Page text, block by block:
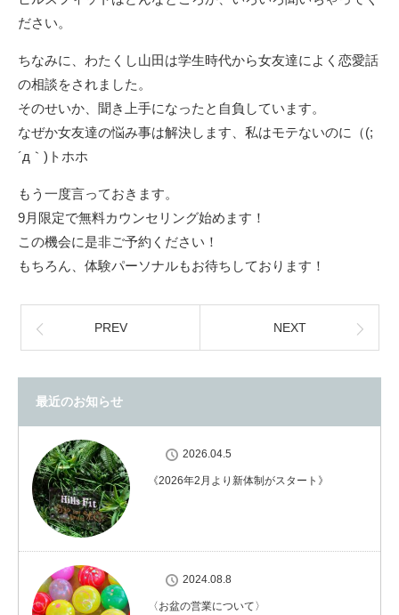
ださい。
ちなみに、わたくし山田は学生時代から女友達によく恋愛話
の相談をされました。
そのせいか、聞き上手になったと自負しています。
なぜか女友達の悩み事は解決します、私はモテないのに（(;
´д｀)トホホ
もう一度言っておきます。
9月限定で無料カウンセリング始めます！
この機会に是非ご予約ください！
もちろん、体験パーソナルもお待ちしております！
PREV NEXT
最近のお知らせ
2026.04.5
《2026年2月より新体制がスタート》
2024.08.8
〈お盆の営業について〉